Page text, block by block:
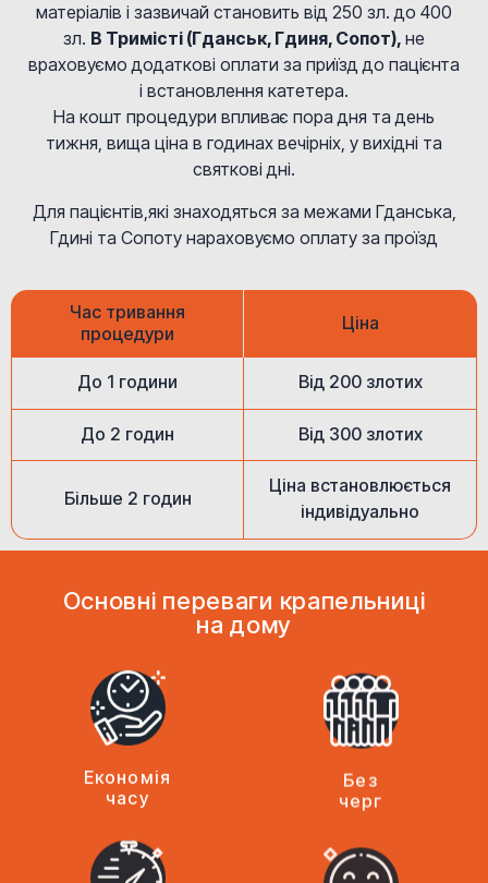
матеріалів і зазвичай становить від 250 зл. до 400
зл. В Тримісті (Гданськ, Гдиня, Сопот), не
враховуємо додаткові оплати за приїзд до пацієнта
і встановлення катетера.
На кошт процедури впливає пора дня та день
тижня, вища ціна в годинах вечірніх, у вихідні та
святкові дні.
Для пацієнтів,які знаходяться за межами Гданська,
Гдині та Сопоту нараховуємо оплату за проїзд
Час тривання
процедури
Ціна
До 1 години Від 200 злотих
До 2 годин Від 300 злотих
Більше 2 годин
Ціна встановлюється
індивідуально
Основні переваги крапельниці
на дому
Економія
часу
Без
черг